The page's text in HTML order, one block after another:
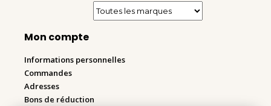
Mon compte
Informations personnelles
Commandes
Adresses
Bons de réduction